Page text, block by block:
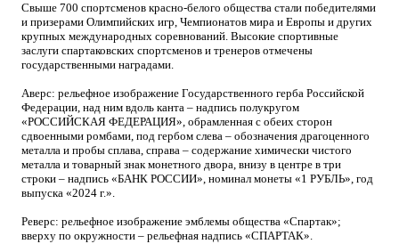
Свыше 700 спортсменов красно-белого общества стали победителями
и призерами Олимпийских игр, Чемпионатов мира и Европы и других
крупных международных соревнований. Высокие спортивные
заслуги спартаковских спортсменов и тренеров отмечены
государственными наградами.
Аверс: рельефное изображение Государственного герба Российской
Федерации, над ним вдоль канта – надпись полукругом
«РОССИЙСКАЯ ФЕДЕРАЦИЯ», обрамленная с обеих сторон
сдвоенными ромбами, под гербом слева – обозначения драгоценного
металла и пробы сплава, справа – содержание химически чистого
металла и товарный знак монетного двора, внизу в центре в три
строки – надпись «БАНК РОССИИ», номинал монеты «1 РУБЛЬ», год
выпуска «2024 г.».
Реверс: рельефное изображение эмблемы общества «Спартак»;
вверху по окружности – рельефная надпись «СПАРТАК».